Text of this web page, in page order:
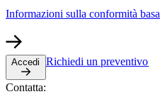
Informazioni sulla conformità
Accedi​​ Richiedi un preventivo​​
Contatta:​​